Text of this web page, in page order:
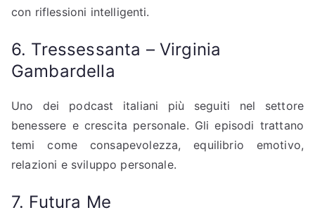
con riflessioni intelligenti.
6. Tressessanta – Virginia
Gambardella
Uno dei podcast italiani più seguiti nel settore
benessere e crescita personale. Gli episodi trattano
temi come consapevolezza, equilibrio emotivo,
relazioni e sviluppo personale.
7. Futura Me